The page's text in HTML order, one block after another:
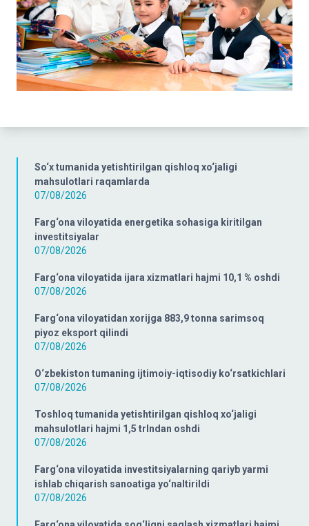
So‘x tumanida yetishtirilgan qishloq xo‘jaligi
mahsulotlari raqamlarda
07/08/2026
Farg‘ona viloyatida energetika sohasiga kiritilgan
investitsiyalar
07/08/2026
Farg‘ona viloyatida ijara xizmatlari hajmi 10,1 % oshdi
07/08/2026
Farg‘ona viloyatidan xorijga 883,9 tonna sarimsoq
piyoz eksport qilindi
07/08/2026
O‘zbekiston tumaning ijtimoiy-iqtisodiy ko‘rsatkichlari
07/08/2026
Toshloq tumanida yetishtirilgan qishloq xo‘jaligi
mahsulotlari hajmi 1,5 trlndan oshdi
07/08/2026
Farg‘ona viloyatida investitsiyalarning qariyb yarmi
ishlab chiqarish sanoatiga yo‘naltirildi
07/08/2026